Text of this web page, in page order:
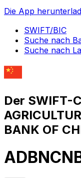
Die App
SWIFT/BIC
Suche nach
Suche nach
Der SWIFT-
BANK OF